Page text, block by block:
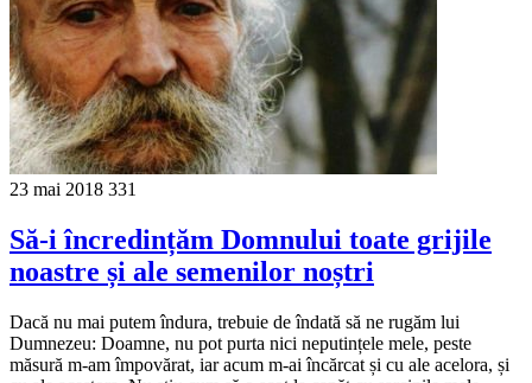
23 mai 2018 331
Să-i încredințăm Domnului toate grijile
noastre și ale semenilor noștri
Dacă nu mai putem îndura, trebuie de îndată să ne rugăm lui
Dumnezeu: Doamne, nu pot purta nici neputințele mele, peste
măsură m-am împovărat, iar acum m-ai încărcat și cu ale acelora, și